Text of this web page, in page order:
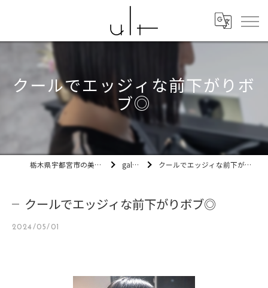
クールでエッジィな前下がりボ
ブ◎
栃木県宇都宮市の美容室ult gallery クールでエッジィな前下がりボブ◎
クールでエッジィな前下がりボブ◎
2024/05/01